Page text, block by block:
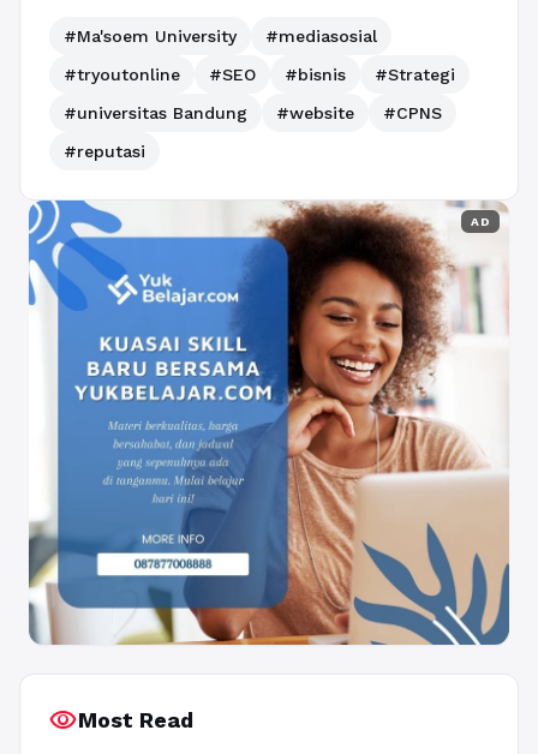
#Ma'soem University
#mediasosial
#tryoutonline
#SEO #bisnis
#Strategi
#universitas Bandung
#website
#CPNS
#reputasi
AD
visibilityMost Read